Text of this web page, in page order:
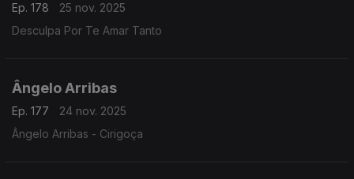
Ep. 178
25 nov. 2025
Desculpa Por Te Amar Tanto
Ângelo Arribas
Ep. 177
24 nov. 2025
Ângelo Arribas - Cirigoça